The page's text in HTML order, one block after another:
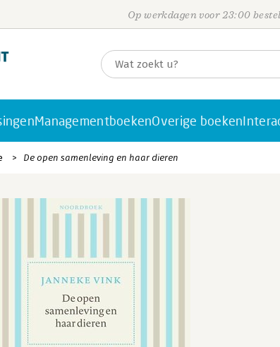
Op werkdagen voor 23:00
ManagementboekenOverige boeken
De open samenleving en haar dieren